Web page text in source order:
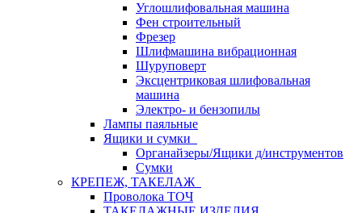
Углошлифовальная машина
Фен строительный
Фрезер
Шлифмашина вибрационная
Шуруповерт
Эксцентриковая шлифовальная
машина
Электро- и бензопилы
Лампы паяльные
Ящики и сумки
Органайзеры/Ящики д/инструментов
Сумки
КРЕПЕЖ, ТАКЕЛАЖ
Проволока ТОЧ